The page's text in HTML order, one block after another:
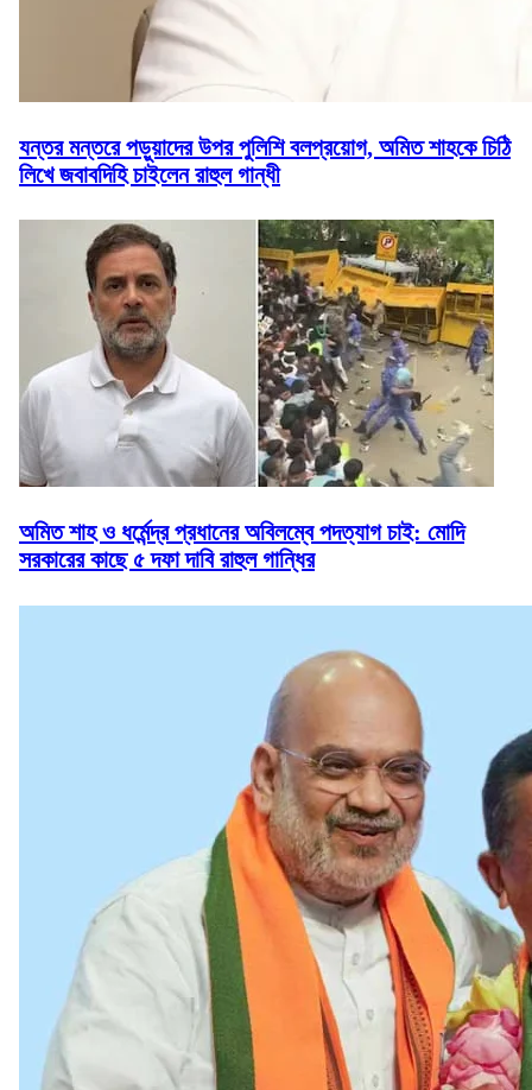
যন্তর মন্তরে পড়ুয়াদের উপর পুলিশি বলপ্রয়োগ, অমিত শাহকে চিঠি
লিখে জবাবদিহি চাইলেন রাহুল গান্ধী
অমিত শাহ ও ধর্মেন্দ্র প্রধানের অবিলম্বে পদত্যাগ চাই: মোদি
সরকারের কাছে ৫ দফা দাবি রাহুল গান্ধির